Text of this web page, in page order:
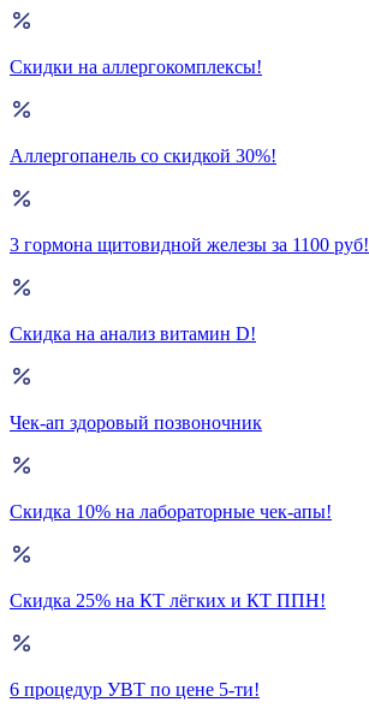
Скидки на аллергокомплексы!
Аллергопанель со скидкой 30%!
3 гормона щитовидной железы за 1100 руб!
Скидка на анализ витамин D!
Чек-ап здоровый позвоночник
Скидка 10% на лабораторные чек-апы!
Скидка 25% на КТ лёгких и КТ ППН!
6 процедур УВТ по цене 5-ти!